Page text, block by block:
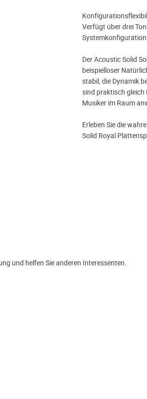
Verfügt über drei
Der Acoustic Solid
beispielloser
stabil, die Dynamik
sind praktisch gleich
Musiker im Raum
Erleben Sie die
Solid Royal
und helfen Sie anderen Interessenten.